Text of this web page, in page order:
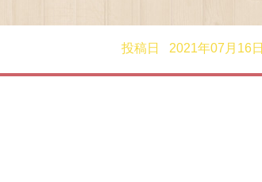
投稿日 2021年07月16日